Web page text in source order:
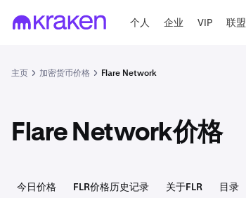
个人 企业 VIP 联盟
主页 加密货币价格 Flare Network
Flare Network价格
今日价格 FLR价格历史记录 关于FLR 目录